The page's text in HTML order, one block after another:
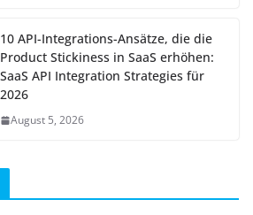
10 API-Integrations-Ansätze, die die
Product Stickiness in SaaS erhöhen:
SaaS API Integration Strategies für
2026
August 5, 2026